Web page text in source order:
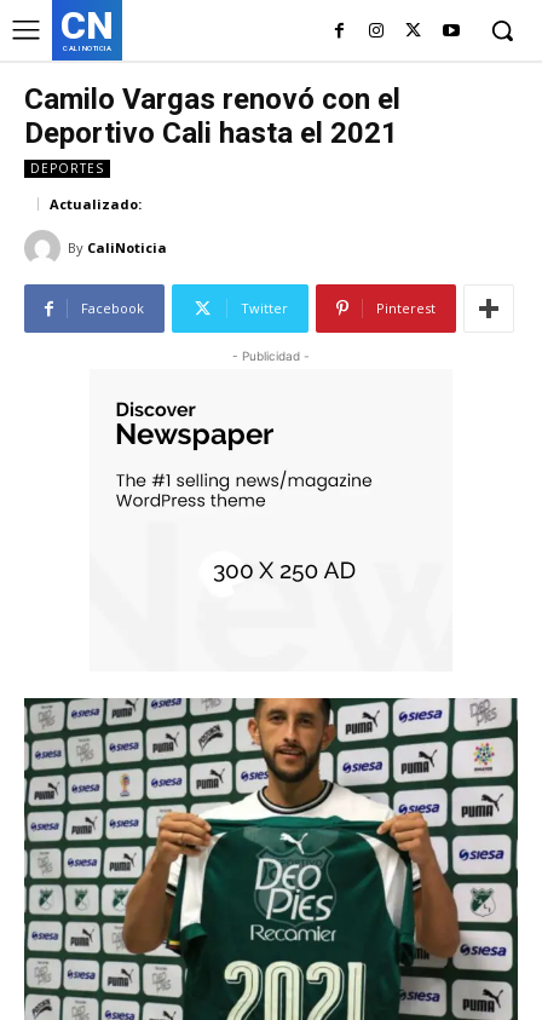
CN
CALI NOTICIA
Camilo Vargas renovó con el
Deportivo Cali hasta el 2021
DEPORTES
Actualizado:
By CaliNoticia
Facebook Twitter Pinterest
- Publicidad -